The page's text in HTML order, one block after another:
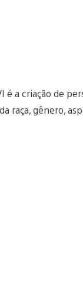
a criação de
gênero,